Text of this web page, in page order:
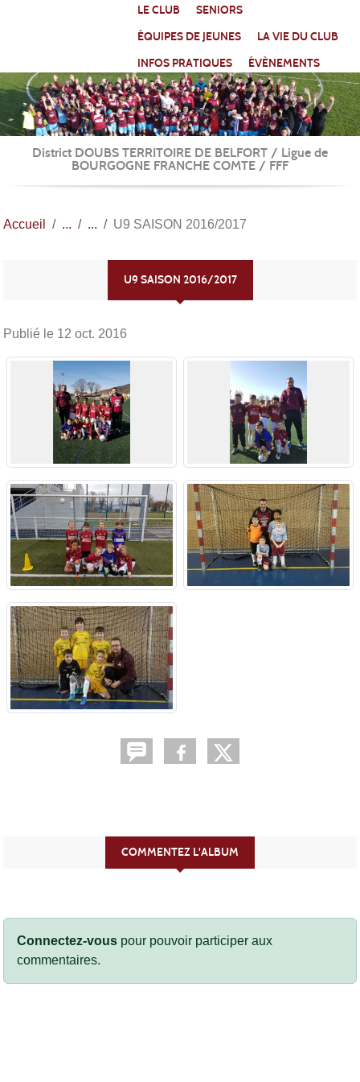
LE CLUB
SENIORS
ÉQUIPES DE JEUNES
LA VIE DU CLUB
INFOS PRATIQUES
ÉVÈNEMENTS
District DOUBS TERRITOIRE DE BELFORT / Ligue de
BOURGOGNE FRANCHE COMTE / FFF
Accueil U9 SAISON 2016/2017
U9 SAISON 2016/2017
Publié le 12 oct. 2016
COMMENTEZ L'ALBUM
Connectez-vous pour pouvoir participer aux
commentaires.
Panneau de gestion des cookies